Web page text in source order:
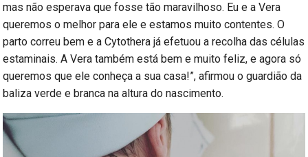
mas não esperava que fosse tão maravilhoso. Eu e a Vera
queremos o melhor para ele e estamos muito contentes. O
parto correu bem e a Cytothera já efetuou a recolha das células
estaminais. A Vera também está bem e muito feliz, e agora só
queremos que ele conheça a sua casa!”, afirmou o guardião da
baliza verde e branca na altura do nascimento.